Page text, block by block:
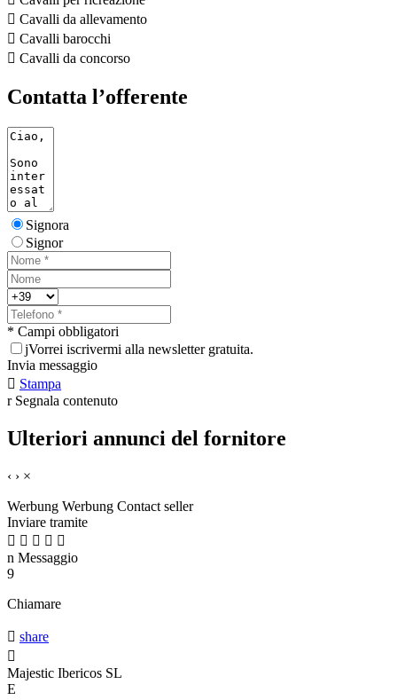
 Cavalli da allevamento
 Cavalli barocchi
 Cavalli da concorso
Contatta l’offerente
Signora
Signor
* Campi obbligatori
jVorrei iscrivermi alla newsletter gratuita.
Invia messaggio
 Stampa
r Segnala contenuto
Ulteriori annunci del fornitore
‹ › ×
Werbung Werbung Contact seller
Inviare tramite
    
n Messaggio
9
Chiamare
 share

Majestic Ibericos SL
E